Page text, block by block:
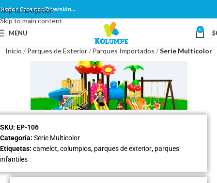
Skip to navigation
Skip to main content
Juntos Creamos Diversión...
MENU 0 $
Inicio Parques de Exterior Parques Importados Serie Multicolor
SKU: EP-106
Categoría: Serie Multicolor
Etiquetas: camelot,columpios, parques de exterior, parques
infantiles